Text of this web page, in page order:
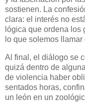
sostienen. La
clara: el interés no
lógica que ordena los
lo que solemos
Al final, el diálogo se
quizá dentro de
de violencia haber
sentados horas,
un león en un